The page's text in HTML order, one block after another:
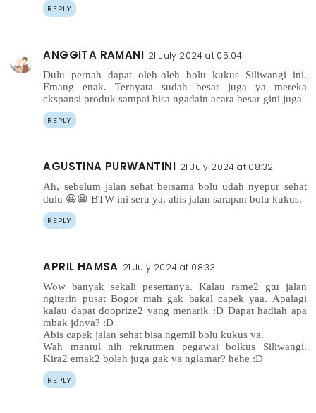
REPLY
ANGGITA RAMANI 21 July 2024 at 05:04
Dulu pernah dapat oleh-oleh bolu kukus Siliwangi ini.
Emang enak. Ternyata sudah besar juga ya mereka
ekspansi produk sampai bisa ngadain acara besar gini juga
REPLY
AGUSTINA PURWANTINI 21 July 2024 at 08:32
Ah, sebelum jalan sehat bersama bolu udah nyepur sehat
dulu 😀😀 BTW ini seru ya, abis jalan sarapan bolu kukus.
REPLY
APRIL HAMSA 21 July 2024 at 08:33
Wow banyak sekali pesertanya. Kalau rame2 gtu jalan
ngiterin pusat Bogor mah gak bakal capek yaa. Apalagi
kalau dapat dooprize2 yang menarik :D Dapat hadiah apa
mbak jdnya? :D
Abis capek jalan sehat bisa ngemil bolu kukus ya.
Wah mantul nih rekrutmen pegawai bolkus Siliwangi.
Kira2 emak2 boleh juga gak ya nglamar? hehe :D
REPLY